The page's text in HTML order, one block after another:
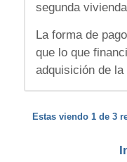
segunda
La forma de
que lo que
adquisición de
Estas viendo 1 de 3